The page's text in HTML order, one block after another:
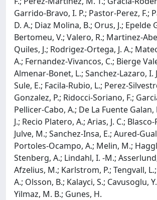
Garrido-Bravo, I. P.; Pastor-Perez, F.;
D. A.; Diaz Molina, B.; Orus, J.; Epelde
Bertomeu, V.; Valero, R.; Martinez-
Quiles, J.; Rodrigez-Ortega, J. A.;
A.; Fernandez-Vivancos, C.; Bierge
Almenar-Bonet, L.; Sanchez-Lazaro, I.
Sule, E.; Facila-Rubio, L.; Perez-
Gonzalez, P.; Ridocci-Soriano, F.;
Pellicer-Cabo, A.; De La Fuente Galan,
J.; Recio Platero, A.; Arias, J. C.;
Julve, M.; Sanchez-Insa, E.; Aured-
Portoles-Ocampo, A.; Melin, M.;
Stenberg, A.; Lindahl, I. -M.;
Afzelius, M.; Karlstrom, P.; Tengvall,
A.; Olsson, B.; Kalayci, S.; Cavusoglu,
Yilmaz, M. B.; Gunes, H.